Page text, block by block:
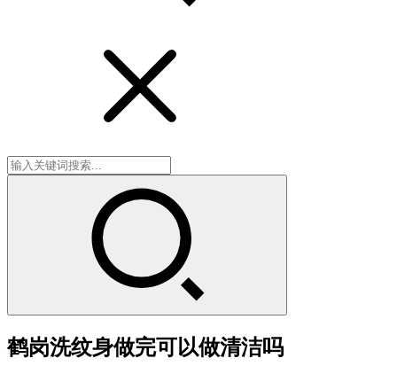
鹤岗洗纹身做完可以做清洁吗